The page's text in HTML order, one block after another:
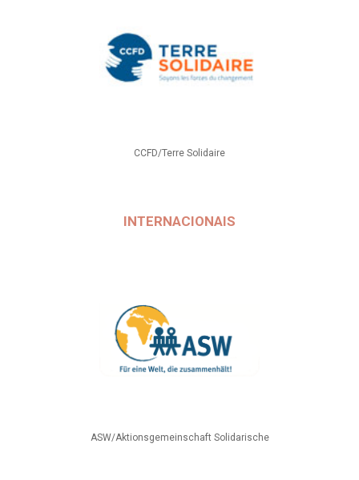
CCFD/Terre Solidaire
INTERNACIONAIS
ASW/Aktionsgemeinschaft Solidarische